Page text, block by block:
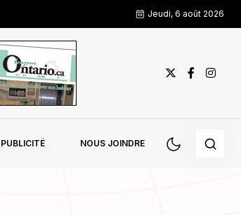
Jeudi, 6 août 2026
PUBLICITÉ NOUS JOINDRE